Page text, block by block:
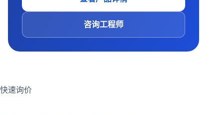
咨询工程师
快速询价